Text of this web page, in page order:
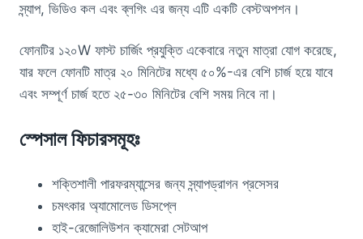
স্ন্যাপ, ভিডিও কল এবং ব্লগিং এর জন্য এটি একটি বেস্টঅপশন।
ফোনটির ১২০W ফাস্ট চার্জিং প্রযুক্তি একেবারে নতুন মাত্রা যোগ করেছে,
যার ফলে ফোনটি মাত্র ২০ মিনিটের মধ্যে ৫০%-এর বেশি চার্জ হয়ে যাবে
এবং সম্পূর্ণ চার্জ হতে ২৫-৩০ মিনিটের বেশি সময় নিবে না।
স্পেসাল ফিচারসমূহঃ
শক্তিশালী পারফরম্যান্সের জন্য স্ন্যাপড্রাগন প্রসেসর
চমৎকার অ্যামোলেড ডিসপ্লে
হাই-রেজোলিউশন ক্যামেরা সেটআপ